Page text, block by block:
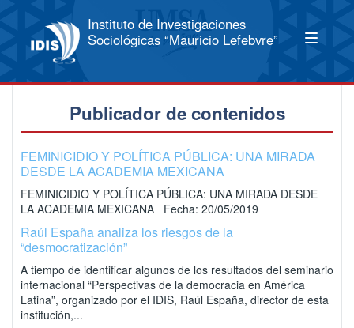
Instituto de Investigaciones
Sociológicas “Mauricio Lefebvre”
Publicador de contenidos
FEMINICIDIO Y POLÍTICA PÚBLICA: UNA MIRADA
DESDE LA ACADEMIA MEXICANA
FEMINICIDIO Y POLÍTICA PÚBLICA: UNA MIRADA DESDE
LA ACADEMIA MEXICANA Fecha: 20/05/2019
Raúl España analiza los riesgos de la
“desmocratización”
A tiempo de identificar algunos de los resultados del seminario
internacional “Perspectivas de la democracia en América
Latina”, organizado por el IDIS, Raúl España, director de esta
institución,...